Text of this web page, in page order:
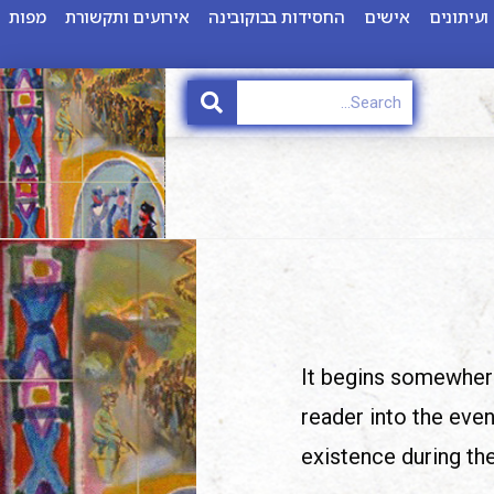
אישים החסידות בבוקובינה אירועים ותקשורת מפות
It begins
reader into the
existence during